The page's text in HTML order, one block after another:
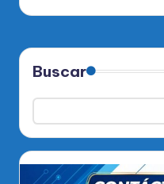
Buscar